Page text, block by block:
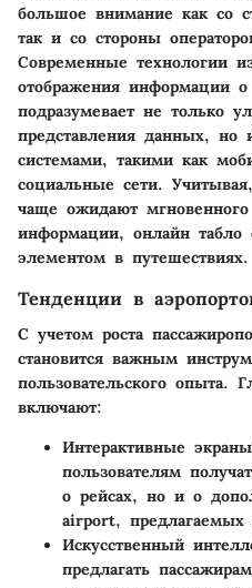
большое внимание как со
так и со стороны
Современные технологии
отображения информации
подразумевает не только
представления данных, но
системами, такими как
социальные сети.
чаще ожидают мгновенного
информации, онлайн табло
элементом в путешествиях.
Тенденции в
С учетом роста
становится важным
пользовательского опыта.
включают:
Интерактивные экраны
пользователям
о рейсах, но и о
airport, предлагаемых
Искусственный
предлагать